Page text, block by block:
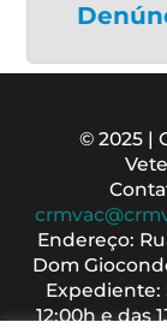
© 2025 |
Endereço:
Dom
Expediente:
12:00h e das